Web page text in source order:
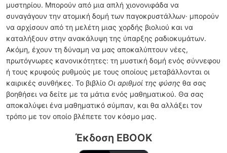
μυστηρίου. Μπορούν από μια απλή χιονονιφάδα να
συναγάγουν την ατομική δομή των παγοκρυστάλλων· μπορούν
να αρχίσουν από τη μελέτη μιας χορδής βιολιού και να
καταλήξουν στην ανακάλυψη της ύπαρξης ραδιοκυμάτων.
Ακόμη, έχουν τη δύναμη να μας αποκαλύπτουν νέες,
πρωτόγνωρες κανονικότητες: τη μυστική δομή ενός σύννεφου
ή τους κρυφούς ρυθμούς με τους οποίους μεταβάλλονται οι
καιρικές συνθήκες. Το βιβλίο Οι αριθμοί της φύσης θα σας
βοηθήσει να δείτε με τα μάτια ενός μαθηματικού. Θα σας
αποκαλύψει ένα μαθηματικό σύμπαν, και θα αλλάξει τον
τρόπο με τον οποίο βλέπετε τον κόσμο μας.
Έκδοση EBOOK